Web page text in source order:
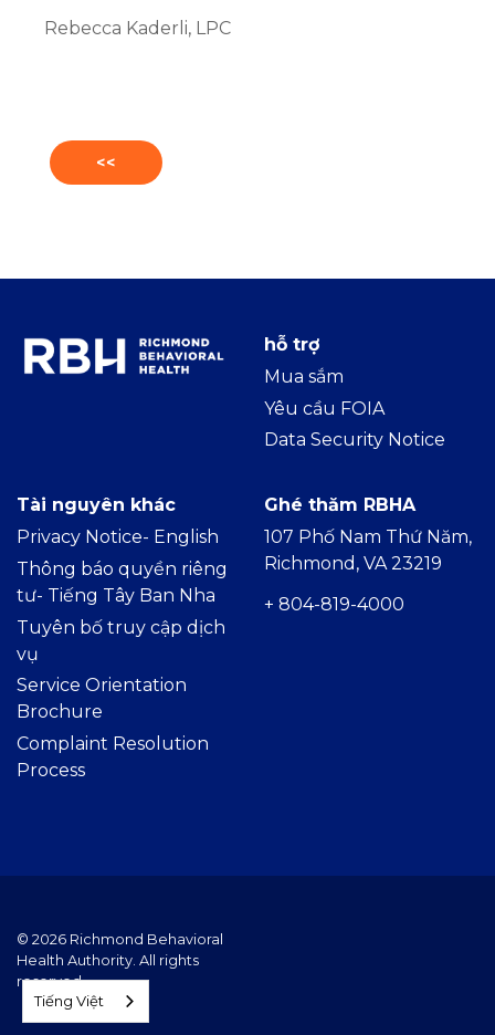
Rebecca Kaderli, LPC
<<
hỗ trợ
Mua sắm
Yêu cầu FOIA
Data Security Notice
Tài nguyên khác
Privacy Notice- English
Thông báo quyền riêng
tư- Tiếng Tây Ban Nha
Tuyên bố truy cập dịch
vụ
Service Orientation
Brochure
Complaint Resolution
Process
Ghé thăm RBHA
107 Phố Nam Thứ Năm,
Richmond, VA 23219
+ 804-819-4000
© 2026 Richmond Behavioral
Health Authority. All rights
reserved.
Tiếng Việt